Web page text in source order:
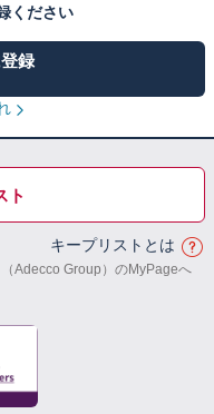
ください
録
ト
キープリストとは
Adecco Group）のMyPageへ